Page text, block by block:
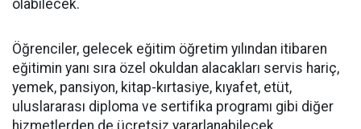
olabilecek.
Öğrenciler, gelecek eğitim öğretim yılından itibaren
eğitimin yanı sıra özel okuldan alacakları servis hariç,
yemek, pansiyon, kitap-kırtasiye, kıyafet, etüt,
uluslararası diploma ve sertifika programı gibi diğer
hizmetlerden de ücretsiz yararlanabilecek.